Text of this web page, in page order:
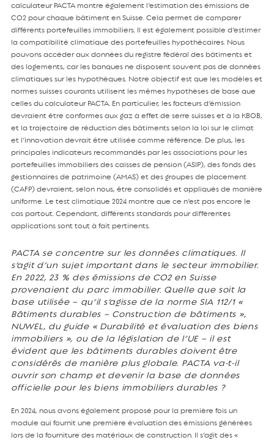
calculateur PACTA montre également l’estimation des émissions de
CO2 pour chaque bâtiment en Suisse. Cela permet de comparer
différents portefeuilles immobiliers. Il est également possible d’estimer
la compatibilité climatique des portefeuilles hypothécaires. Nous
pouvons accéder aux données du registre fédéral des bâtiments et
des logements, car les banques ne disposent souvent pas de données
climatiques sur les hypothèques. Notre objectif est que les modèles et
normes suisses courants utilisent les mêmes hypothèses de base que
celles du calculateur PACTA. En particulier, les facteurs d’émission
devraient être conformes aux gaz à effet de serre suisses et à la KBOB,
et la trajectoire de réduction des bâtiments selon la loi sur le climat
et l’innovation devrait être utilisée comme référence. De plus, les
principales indicateurs recommandés par les associations pour les
portefeuilles immobiliers des caisses de pension (ASIP), des fonds des
gestionnaires de patrimoine (AMAS) et des groupes de placement
(CAFP) devraient, selon nous, être consolidés et appliqués de manière
uniforme. Le test climatique 2024 montre que ce n’est pas encore le
cas partout. Cependant, différents standards pour différentes
applications sont tout à fait pertinents.
PACTA se concentre sur les données climatiques. Il
s’agit d’un sujet important dans le secteur immobilier.
En 2022, 23 % des émissions de CO2 en Suisse
provenaient du parc immobilier. Quelle que soit la
base utilisée – qu’il s’agisse de la norme SIA 112/1 «
Bâtiments durables – Construction de bâtiments »,
NUWEL, du guide « Durabilité et évaluation des biens
immobiliers », ou de la législation de l’UE – il est
évident que les bâtiments durables doivent être
considérés de manière plus globale. PACTA va-t-il
ouvrir son champ et devenir la base de données
officielle pour les biens immobiliers durables ?
En 2024, nous avons également proposé pour la première fois un
module qui fournit une première évaluation des émissions générées
lors de la fourniture des matériaux de construction. Il s’agit des «